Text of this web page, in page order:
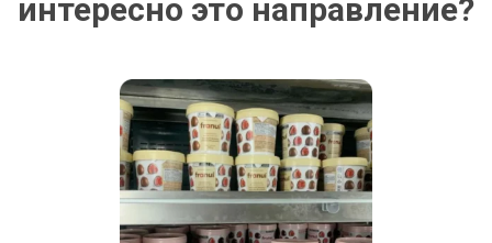
интересно это направление?